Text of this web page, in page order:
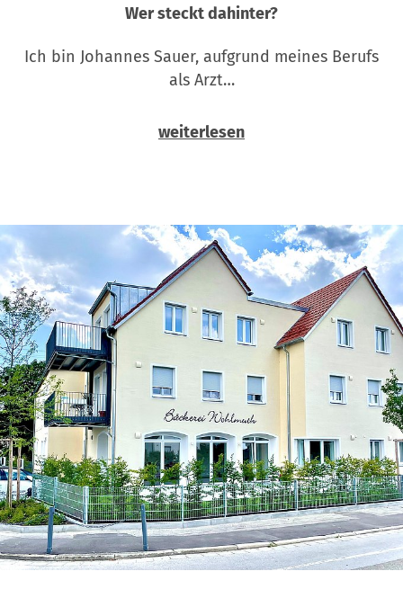
Wer steckt dahinter?
Ich bin Johannes Sauer, aufgrund meines Berufs
als Arzt…
weiterlesen